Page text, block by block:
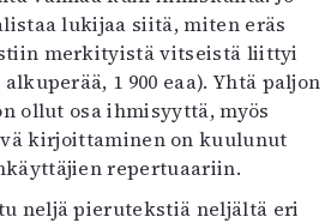
Musiikki
Levyt
Kuvataide
Kirjat
In English
Esitystaide
Arkisto
lukijaa siitä, miten eräs
merkityistä vitseistä liittyi
1 900 eaa). Yhtä paljon
ollut osa ihmisyyttä, myös
kirjoittaminen on kuulunut
repertuaariin.
neljä pierutekstiä neljältä eri